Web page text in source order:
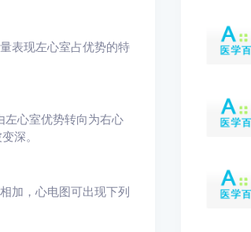
表现左心室占优势的特
左心室优势转向为右心
深。
加，心电图可出现下列